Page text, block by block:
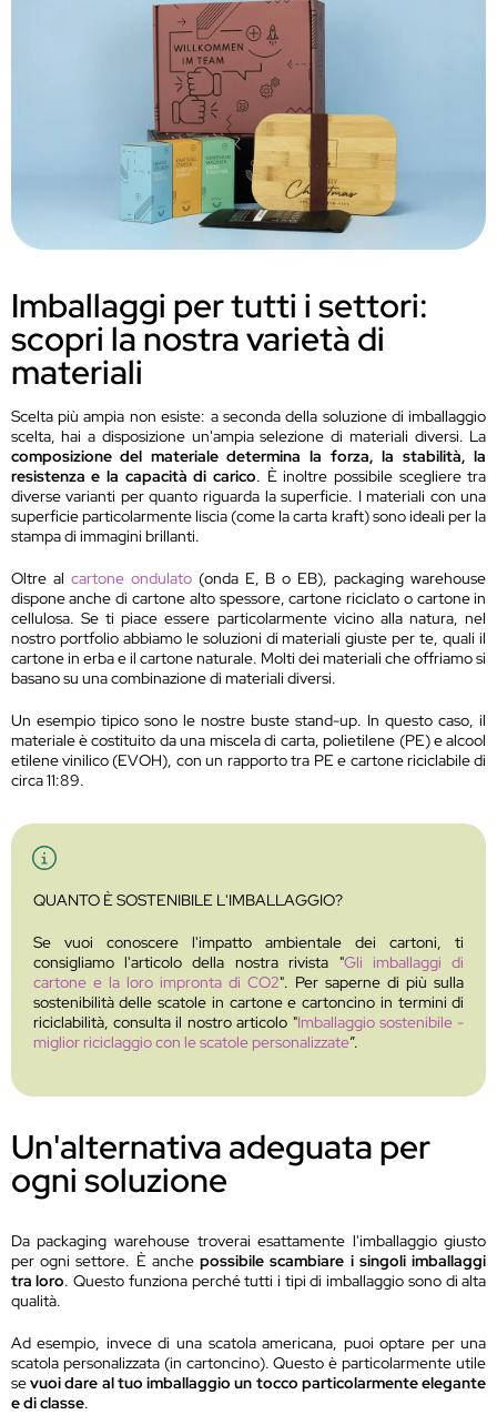
Imballaggi per tutti i settori:
scopri la nostra varietà di
materiali
Scelta più ampia non esiste: a seconda della soluzione di imballaggio
scelta, hai a disposizione un'ampia selezione di materiali diversi. La
composizione del materiale determina la forza, la stabilità, la
resistenza e la capacità di carico. È inoltre possibile scegliere tra
diverse varianti per quanto riguarda la superficie. I materiali con una
superficie particolarmente liscia (come la carta kraft) sono ideali per la
stampa di immagini brillanti.
Oltre al cartone ondulato(onda E, B o EB), packaging warehouse
dispone anche di cartone alto spessore, cartone riciclato o cartone in
cellulosa. Se ti piace essere particolarmente vicino alla natura, nel
nostro portfolio abbiamo le soluzioni di materiali giuste per te, quali il
cartone in erba e il cartone naturale. Molti dei materiali che offriamo si
basano su una combinazione di materiali diversi.
Un esempio tipico sono le nostre buste stand-up. In questo caso, il
materiale è costituito da una miscela di carta, polietilene (PE) e alcool
etilene vinilico (EVOH), con un rapporto tra PE e cartone riciclabile di
circa 11:89.
QUANTO È SOSTENIBILE L'IMBALLAGGIO?
Se vuoi conoscere l'impatto ambientale dei cartoni, ti
consigliamo l'articolo della nostra rivista "Gli imballaggi di
cartone e la loro impronta di CO2". Per saperne di più sulla
sostenibilità delle scatole in cartone e cartoncino in termini di
riciclabilità, consulta il nostro articolo "Imballaggio sostenibile -
miglior riciclaggio con le scatole personalizzate”.
Un'alternativa adeguata per
ogni soluzione
Da packaging warehouse troverai esattamente l'imballaggio giusto
per ogni settore. È anchepossibile scambiare i singoli imballaggi
tra loro. Questo funziona perché tutti i tipi di imballaggio sono di alta
qualità.
Ad esempio, invece di una scatola americana, puoi optare per una
scatola personalizzata (in cartoncino). Questo è particolarmente utile
sevuoi dare al tuo imballaggio un tocco particolarmente elegante
e di classe.